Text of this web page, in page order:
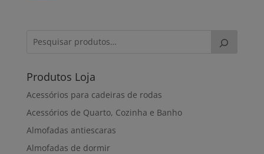
Produtos Loja
Acessórios para cadeiras de rodas
Acessórios de Quarto, Cozinha e Banho
Almofadas antiescaras
Almofadas de dormir